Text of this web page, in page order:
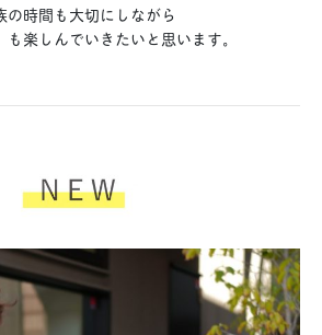
の時間も大切にしながら
楽しんでいきたいと思います。